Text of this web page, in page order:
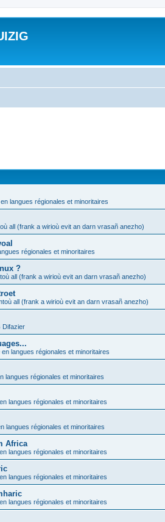
langues régionales et minoritaires
all (frank a wirioù evit an darn vrasañ anezho)
régionales et minoritaires
?
all (frank a wirioù evit an darn vrasañ anezho)
all (frank a wirioù evit an darn vrasañ anezho)
Difazier
en langues régionales et minoritaires
langues régionales et minoritaires
langues régionales et minoritaires
langues régionales et minoritaires
Africa
langues régionales et minoritaires
langues régionales et minoritaires
langues régionales et minoritaires